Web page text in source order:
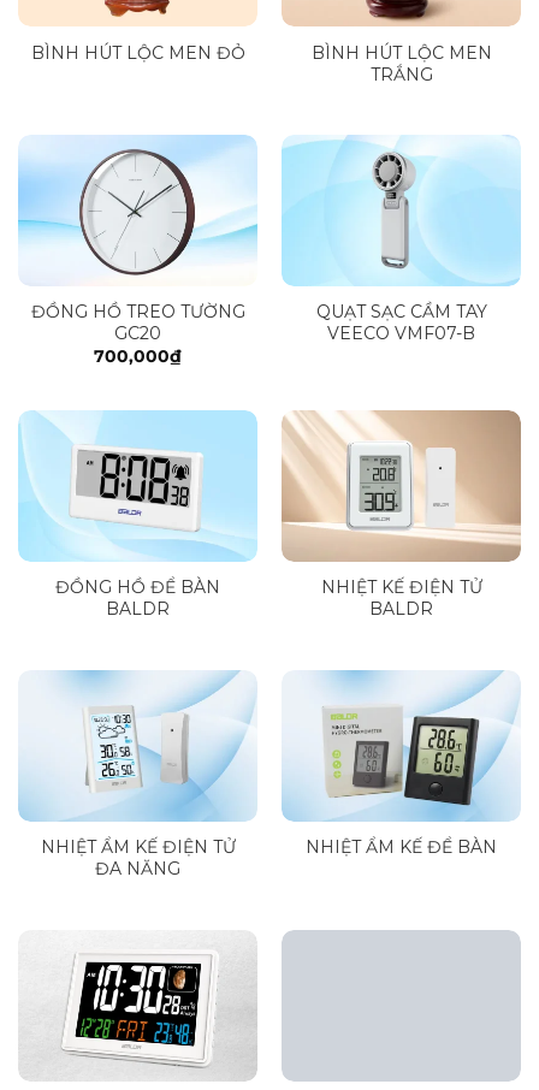
BÌNH HÚT LỘC MEN ĐỎ
BÌNH HÚT LỘC MEN
TRẮNG
ĐỒNG HỒ TREO TƯỜNG
GC20
700,000₫
QUẠT SẠC CẦM TAY
VEECO VMF07-B
ĐỒNG HỒ ĐỂ BÀN
BALDR
NHIỆT KẾ ĐIỆN TỬ
BALDR
NHIỆT ẨM KẾ ĐIỆN TỬ
ĐA NĂNG
NHIỆT ẨM KẾ ĐỂ BÀN